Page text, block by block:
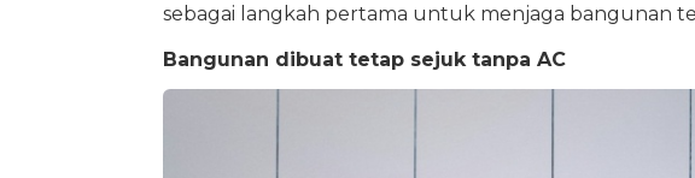
sebagai langkah pertama untuk menjaga bangunan
Bangunan dibuat tetap sejuk tanpa AC